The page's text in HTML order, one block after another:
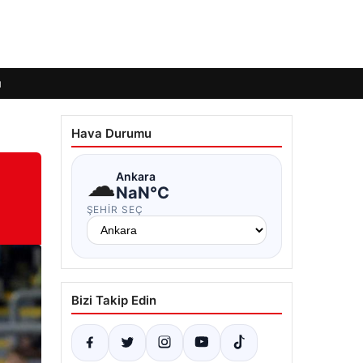
Hava Durumu
☁Ankara
NaN°C
ŞEHIR SEÇ
Bizi Takip Edin